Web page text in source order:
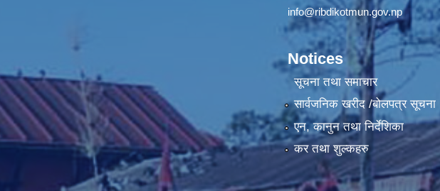
info@ribdikotmun.gov.np
Notices
सूचना तथा समाचार
सार्वजनिक खरीद /बोलपत्र सूचना
एन, कानुन तथा निर्देशिका
कर तथा शुल्कहरु